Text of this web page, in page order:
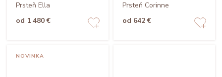
Prsteň Ella
od 1 480 €
Prsteň Corinne
od 642 €
NOVINKA